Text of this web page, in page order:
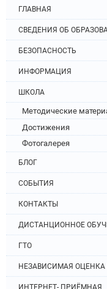
ГЛАВНАЯ
СВЕДЕНИЯ ОБ
БЕЗОПАСНОСТЬ
ИНФОРМАЦИЯ
ШКОЛА
Методические
Достижения
Фотогалерея
БЛОГ
СОБЫТИЯ
КОНТАКТЫ
ДИСТАНЦИОННОЕ
ГТО
НЕЗАВИСИМАЯ ОЦЕНКА
ИНТЕРНЕТ- ПРИЁМНАЯ